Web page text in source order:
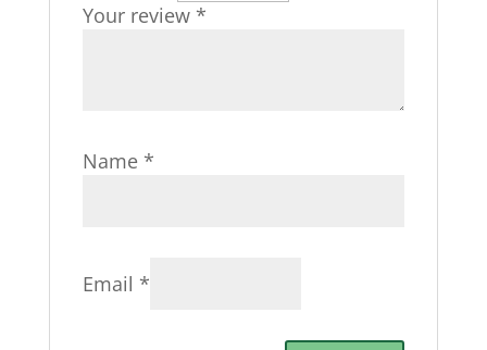
Your review *
Name *
Email *